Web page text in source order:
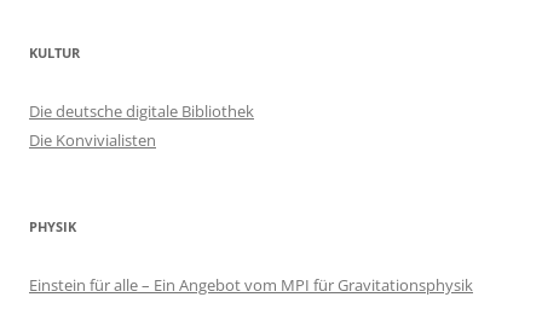
KULTUR
Die deutsche digitale Bibliothek
Die Konvivialisten
PHYSIK
Einstein für alle – Ein Angebot vom MPI für Gravitationsphysik